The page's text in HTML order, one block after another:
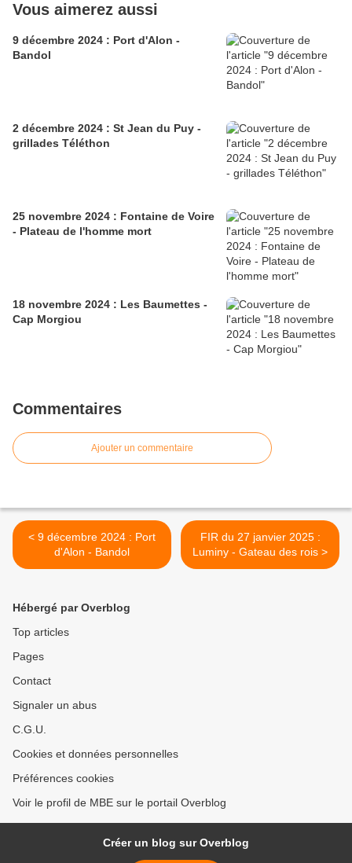
Vous aimerez aussi
9 décembre 2024 : Port d'Alon -
Bandol
2 décembre 2024 : St Jean du Puy -
grillades Téléthon
25 novembre 2024 : Fontaine de Voire
- Plateau de l'homme mort
18 novembre 2024 : Les Baumettes -
Cap Morgiou
Commentaires
Ajouter un commentaire
< 9 décembre 2024 : Port
d'Alon - Bandol
FIR du 27 janvier 2025 :
Luminy - Gateau des rois >
Hébergé par Overblog
Top articles
Pages
Contact
Signaler un abus
C.G.U.
Cookies et données personnelles
Préférences cookies
Voir le profil de MBE sur le portail Overblog
Créer un blog sur Overblog